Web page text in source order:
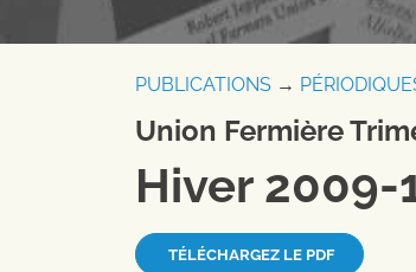
PUBLICATIONS →
Union Fermière
Hiver 2009-
TÉLÉCHARGEZ LE PDF